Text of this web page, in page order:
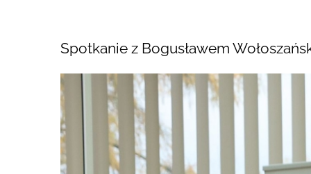
Spotkanie z Bogusławem
Pokaż
większy
obrazek